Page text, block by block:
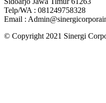
Telp/WA : 081249758328
Email :
© Copyright 2021 Sinergi